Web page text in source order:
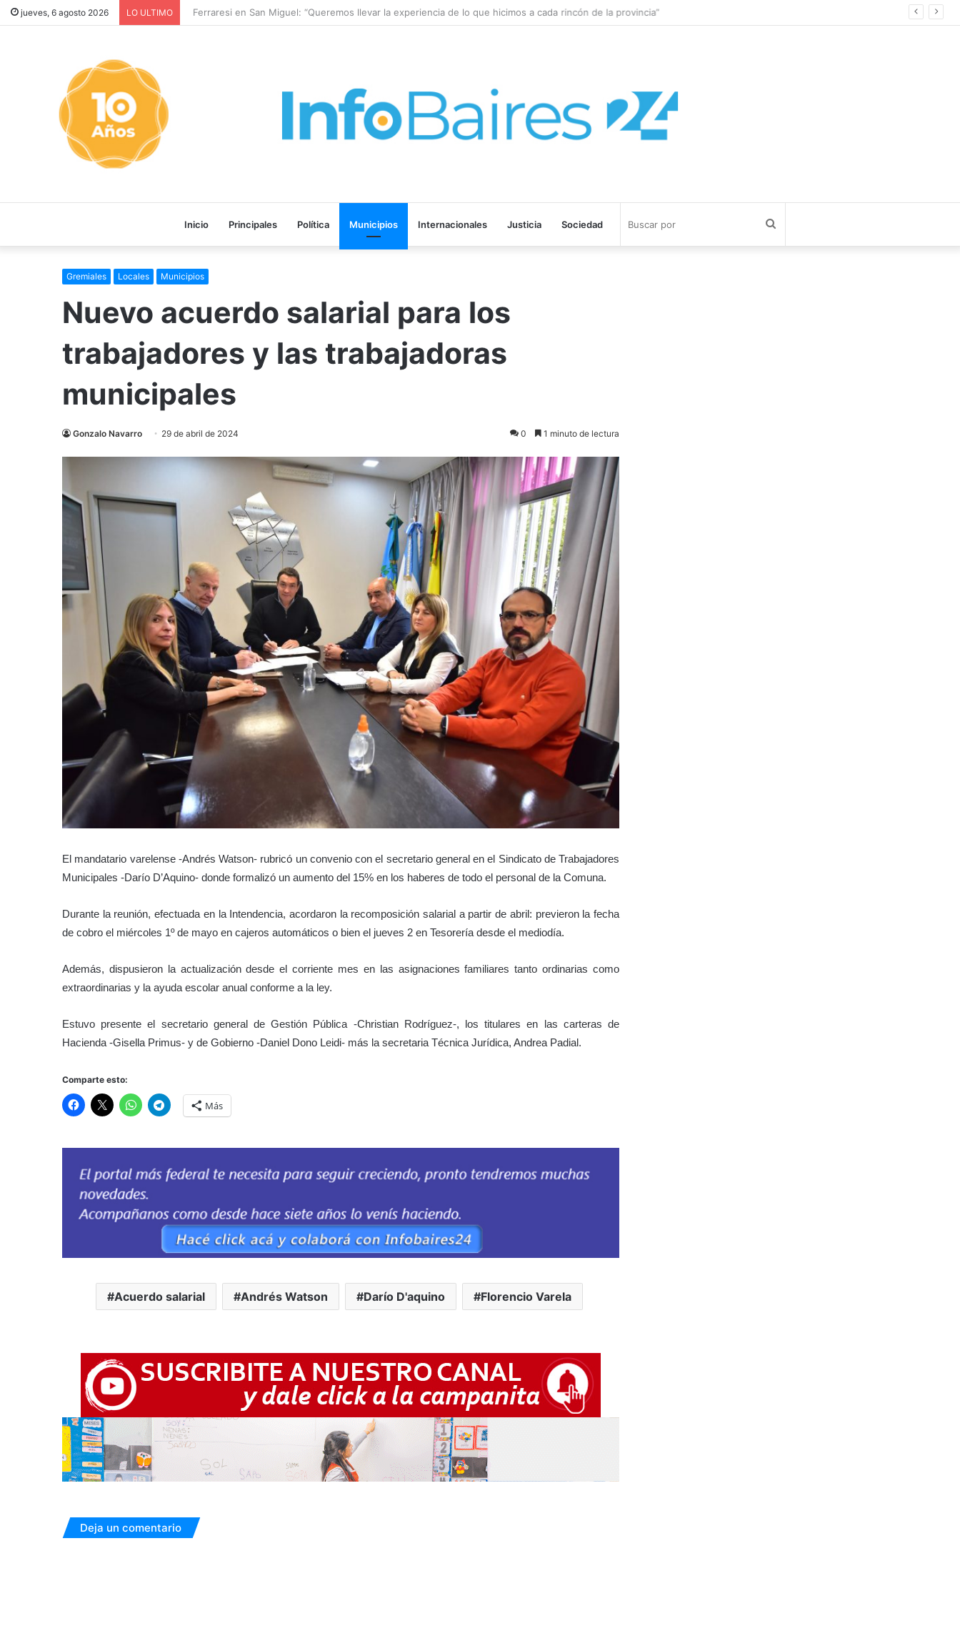
jueves, 6 agosto 2026 LO ULTIMO Ferraresi en San Miguel: “Queremos llevar la experiencia de lo que hicimos a cada rincón de la provincia”
Inicio Principales Política Municipios Internacionales Justicia Sociedad
Gremiales Locales Municipios
Nuevo acuerdo salarial para los
trabajadores y las trabajadoras
municipales
Gonzalo Navarro 29 de abril de 2024 0 1 minuto de lectura
El mandatario varelense -Andrés Watson- rubricó un convenio con el secretario general en el Sindicato de Trabajadores
Municipales -Darío D’Aquino- donde formalizó un aumento del 15% en los haberes de todo el personal de la Comuna.
Durante la reunión, efectuada en la Intendencia, acordaron la recomposición salarial a partir de abril: previeron la fecha
de cobro el miércoles 1º de mayo en cajeros automáticos o bien el jueves 2 en Tesorería desde el mediodía.
Además, dispusieron la actualización desde el corriente mes en las asignaciones familiares tanto ordinarias como
extraordinarias y la ayuda escolar anual conforme a la ley.
Estuvo presente el secretario general de Gestión Pública -Christian Rodríguez-, los titulares en las carteras de
Hacienda -Gisella Primus- y de Gobierno -Daniel Dono Leidi- más la secretaria Técnica Jurídica, Andrea Padial.
Comparte esto:
Más
Acuerdo salarial Andrés Watson Darío D'aquino Florencio Varela
Deja un comentario